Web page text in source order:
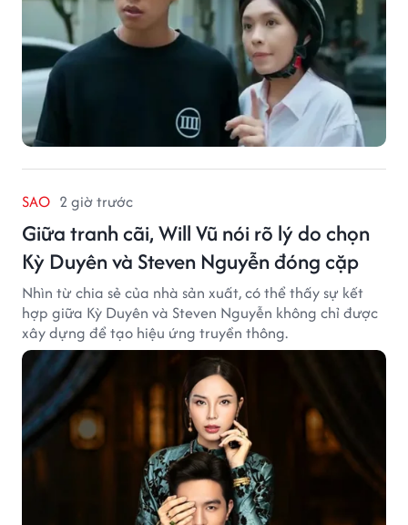
SAO 2 giờ trước
Giữa tranh cãi, Will Vũ nói rõ lý do chọn
Kỳ Duyên và Steven Nguyễn đóng cặp
Nhìn từ chia sẻ của nhà sản xuất, có thể thấy sự kết
hợp giữa Kỳ Duyên và Steven Nguyễn không chỉ được
xây dựng để tạo hiệu ứng truyền thông.